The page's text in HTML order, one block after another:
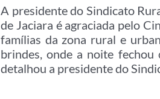
A presidente do Sindicato
de Jaciara é agraciada pelo
famílias da zona rural e
brindes, onde a noite fechou
detalhou a presidente do